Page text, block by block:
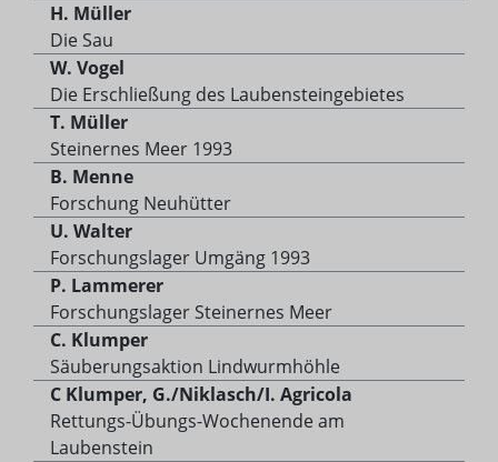
H. Müller
Die Sau
W. Vogel
Die Erschließung des Laubensteingebietes
T. Müller
Steinernes Meer 1993
B. Menne
Forschung Neuhütter
U. Walter
Forschungslager Umgäng 1993
P. Lammerer
Forschungslager Steinernes Meer
C. Klumper
Säuberungsaktion Lindwurmhöhle
C Klumper, G./Niklasch/I. Agricola
Rettungs-Übungs-Wochenende am
Laubenstein